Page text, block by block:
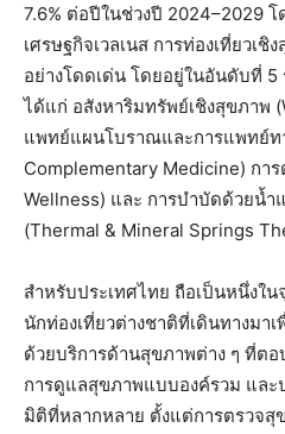
7.6% ต่อปีในช่วงปี 2024–2029
เศรษฐกิจเวลเนส การท่องเที่ยวเ
อย่างโดดเด่น โดยอยู่ในอันดับที่
ได้แก่ อสังหาริมทรัพย์เชิงสุขภาพ
แพทย์แผนโบราณและการแพทย์ท
Complementary Medicine) กา
Wellness) และ การบำบัดด้วยน้
(Thermal & Mineral Springs
สำหรับประเทศไทย ถือเป็นหนึ่งใ
นักท่องเที่ยวต่างชาติที่เดินทางมาเ
ด้วยบริการด้านสุขภาพต่าง ๆ ที่ต
การดูแลสุขภาพแบบองค์รวม แล
มิติที่หลากหลาย ตั้งแต่การตรวจสุ